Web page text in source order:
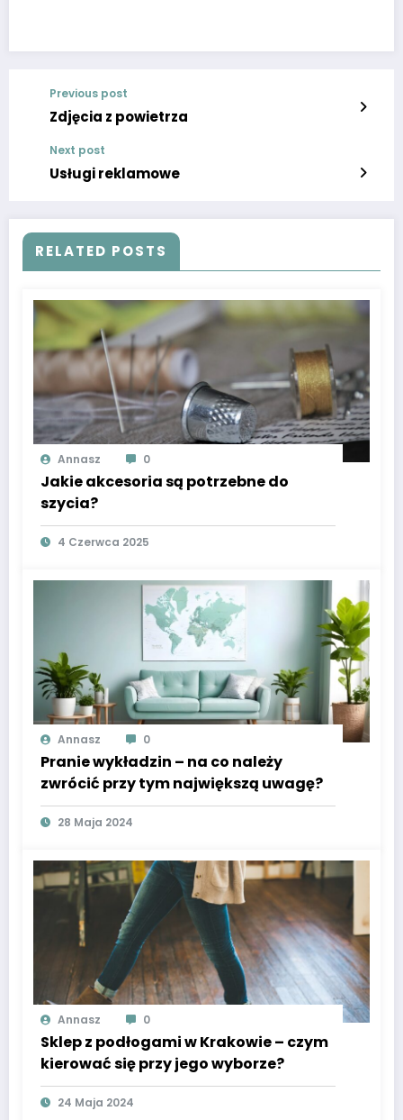
Previous post
Zdjęcia z powietrza
Next post
Usługi reklamowe
RELATED POSTS
Annasz 0
Jakie akcesoria są potrzebne do
szycia?
4 Czerwca 2025
Annasz 0
Pranie wykładzin – na co należy
zwrócić przy tym największą uwagę?
28 Maja 2024
Annasz 0
Sklep z podłogami w Krakowie – czym
kierować się przy jego wyborze?
24 Maja 2024